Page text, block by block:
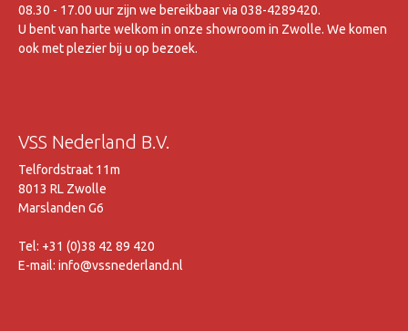
08.30 - 17.00 uur zijn we bereikbaar via 038-4289420.
U bent van harte welkom in onze showroom in Zwolle. We komen
ook met plezier bij u op bezoek.
VSS Nederland B.V.
Telfordstraat 11m
8013 RL Zwolle
Marslanden G6
Tel: +31 (0)38 42 89 420
E-mail: info@vssnederland.nl